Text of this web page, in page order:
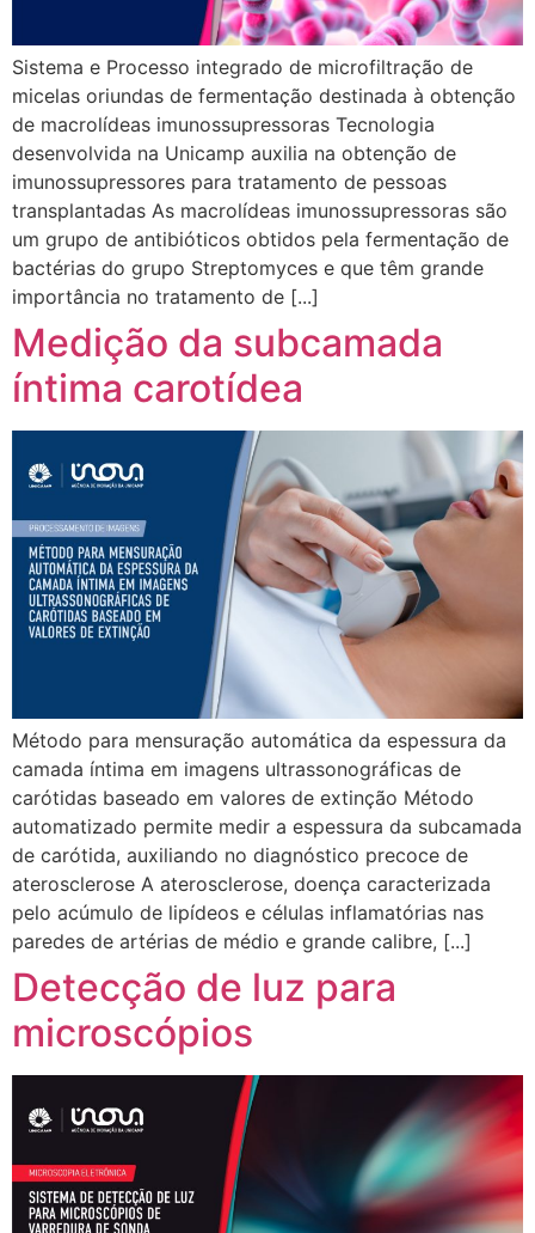
Sistema e Processo integrado de microfiltração de
micelas oriundas de fermentação destinada à obtenção
de macrolídeas imunossupressoras Tecnologia
desenvolvida na Unicamp auxilia na obtenção de
imunossupressores para tratamento de pessoas
transplantadas As macrolídeas imunossupressoras são
um grupo de antibióticos obtidos pela fermentação de
bactérias do grupo Streptomyces e que têm grande
importância no tratamento de [...]
Medição da subcamada
íntima carotídea
Método para mensuração automática da espessura da
camada íntima em imagens ultrassonográficas de
carótidas baseado em valores de extinção Método
automatizado permite medir a espessura da subcamada
de carótida, auxiliando no diagnóstico precoce de
aterosclerose A aterosclerose, doença caracterizada
pelo acúmulo de lipídeos e células inflamatórias nas
paredes de artérias de médio e grande calibre, [...]
Detecção de luz para
microscópios